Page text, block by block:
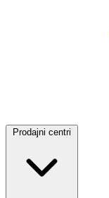
Prodajni centri